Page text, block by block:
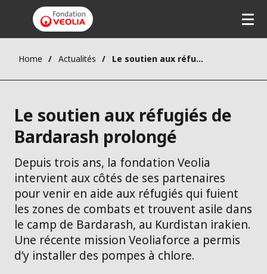
contenu
principal
Home Actualités Le soutien aux réfugiés de Bardarash prolongé
Le soutien aux réfugiés de
Bardarash prolongé
Depuis trois ans, la fondation Veolia
intervient aux côtés de ses partenaires
pour venir en aide aux réfugiés qui fuient
les zones de combats et trouvent asile dans
le camp de Bardarash, au Kurdistan irakien.
Une récente mission Veoliaforce a permis
d’y installer des pompes à chlore.